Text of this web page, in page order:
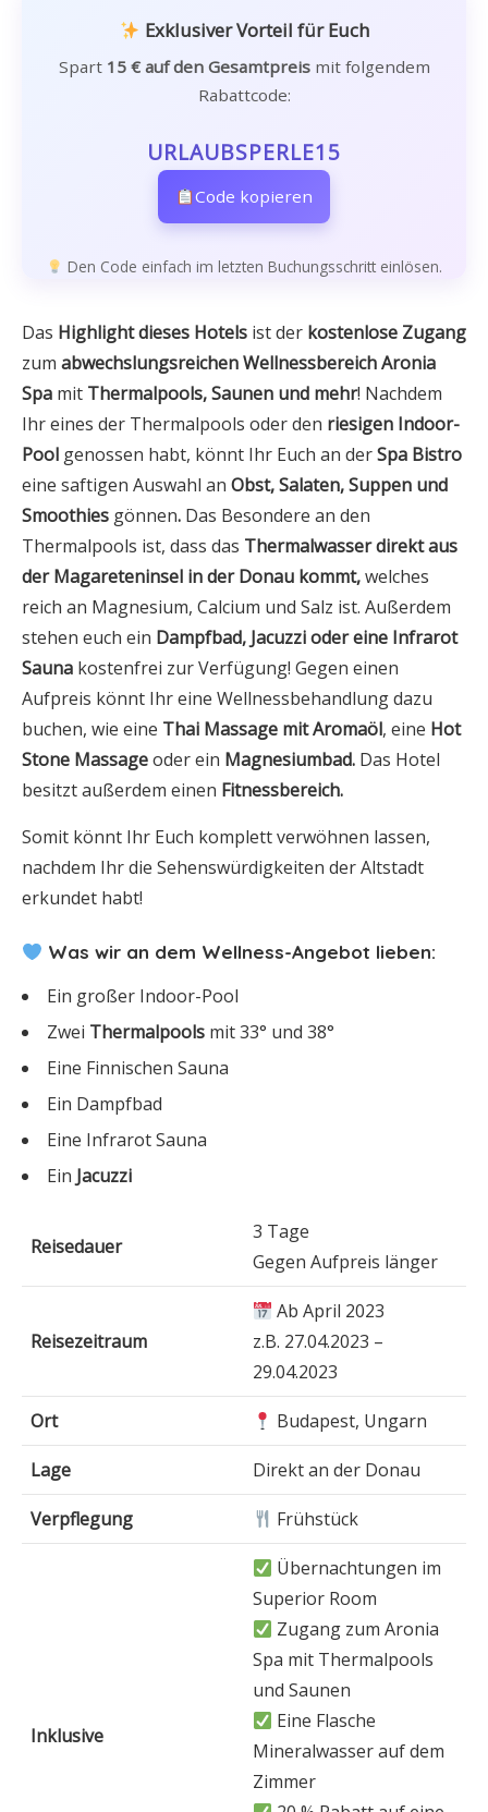
Exklusiver Vorteil für Euch
Spart 15 € auf den Gesamtpreismit folgendem
Rabattcode:
URLAUBSPERLE15
Code kopieren
Den Code einfach im letzten Buchungsschritt einlösen.
Das Highlight dieses Hotels ist der kostenlose Zugang
zum abwechslungsreichen WellnessbereichAronia
Spa mit Thermalpools, Saunen und mehr! Nachdem
Ihr eines der Thermalpools oder den riesigen Indoor-
Pool genossen habt, könnt Ihr Euch an derSpa Bistro
eine saftigen Auswahl an Obst, Salaten, Suppen und
Smoothies gönnen. Das Besondere an den
Thermalpools ist, dass das Thermalwasser direkt aus
der Magareteninsel in der Donau kommt,welches
reich an Magnesium, Calcium und Salz ist. Außerdem
stehen euch ein Dampfbad, Jacuzzi oder eine Infrarot
Sauna kostenfrei zur Verfügung! Gegen einen
Aufpreis könnt Ihr eine Wellnessbehandlung dazu
buchen, wie eine Thai Massage mit Aromaöl, eine Hot
Stone Massageoder ein Magnesiumbad. Das Hotel
besitzt außerdem einen Fitnessbereich.
Somit könnt Ihr Euch komplett verwöhnen lassen,
nachdem Ihr die Sehenswürdigkeiten der Altstadt
erkundet habt!
Was wir an dem Wellness-Angebot lieben:
Ein großer Indoor-Pool
Zwei Thermalpools mit 33° und 38°
Eine Finnischen Sauna
Ein Dampfbad
Eine Infrarot Sauna
Ein Jacuzzi
Reisedauer
3 Tage
Gegen Aufpreis länger
Reisezeitraum
Ab April 2023
z.B. 27.04.2023 –
29.04.2023
Ort Budapest, Ungarn
Lage Direkt an der Donau
Verpflegung Frühstück
Inklusive
Übernachtungen im
Superior Room
Zugang zum Aronia
Spa mit Thermalpools
und Saunen
Eine Flasche
Mineralwasser auf dem
Zimmer